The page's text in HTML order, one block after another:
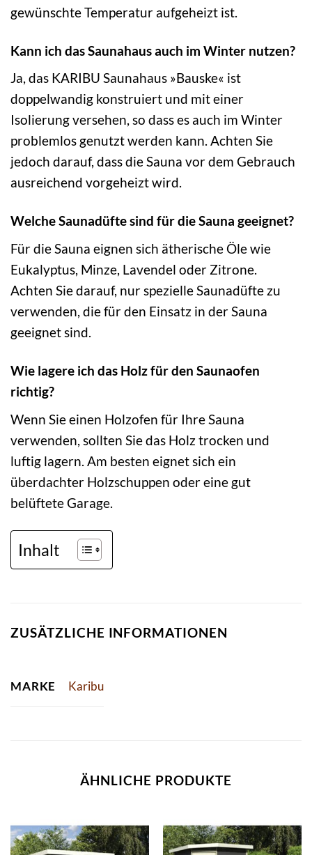
gewünschte Temperatur aufgeheizt ist.
Kann ich das Saunahaus auch im Winter nutzen?
Ja, das KARIBU Saunahaus »Bauske« ist
doppelwandig konstruiert und mit einer
Isolierung versehen, so dass es auch im Winter
problemlos genutzt werden kann. Achten Sie
jedoch darauf, dass die Sauna vor dem Gebrauch
ausreichend vorgeheizt wird.
Welche Saunadüfte sind für die Sauna geeignet?
Für die Sauna eignen sich ätherische Öle wie
Eukalyptus, Minze, Lavendel oder Zitrone.
Achten Sie darauf, nur spezielle Saunadüfte zu
verwenden, die für den Einsatz in der Sauna
geeignet sind.
Wie lagere ich das Holz für den Saunaofen
richtig?
Wenn Sie einen Holzofen für Ihre Sauna
verwenden, sollten Sie das Holz trocken und
luftig lagern. Am besten eignet sich ein
überdachter Holzschuppen oder eine gut
belüftete Garage.
Inhalt
ZUSÄTZLICHE INFORMATIONEN
MARKE Karibu
ÄHNLICHE PRODUKTE